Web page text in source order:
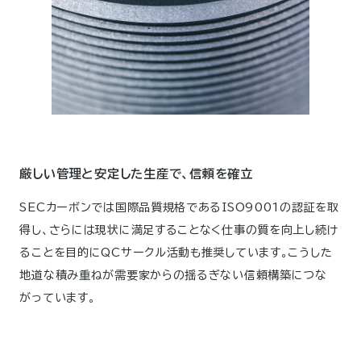
厳しい管理と安定した生産で、信頼を確立
SECカーボンでは国際品質規格であるISO9001の認証を取
得し、さらには現状に満足することなく仕事の質を向上し続け
ることを目的にQCサークル活動も推奨しています。こうした
地道な積み重ねが需要家からの揺るぎない信頼構築につな
がっています。